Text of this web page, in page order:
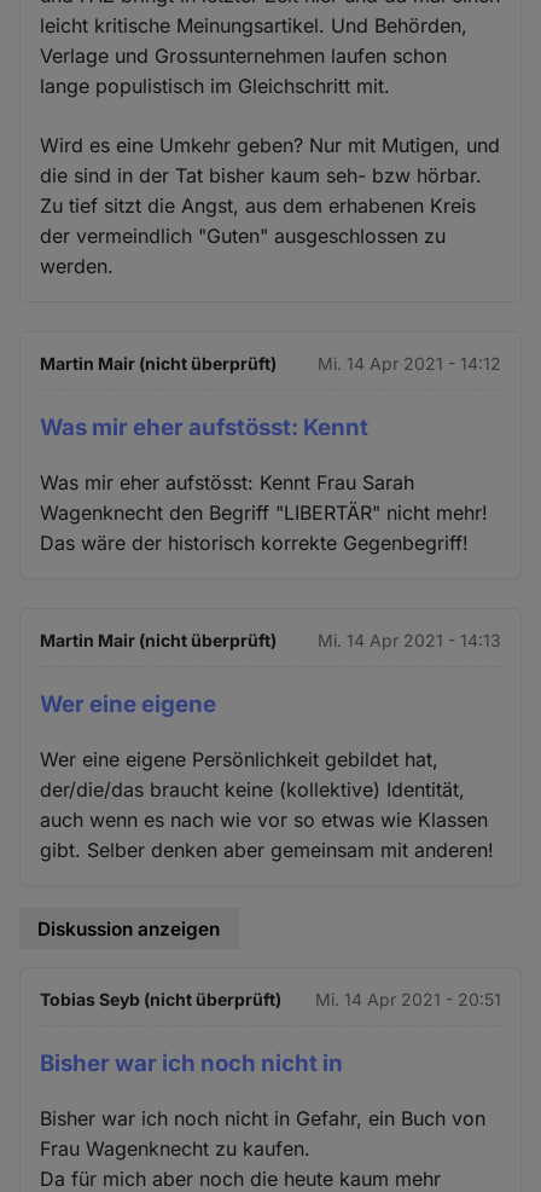
leicht kritische Meinungsartikel. Und Behörden,
Verlage und Grossunternehmen laufen schon
lange populistisch im Gleichschritt mit.
Wird es eine Umkehr geben? Nur mit Mutigen, und
die sind in der Tat bisher kaum seh- bzw hörbar.
Zu tief sitzt die Angst, aus dem erhabenen Kreis
der vermeindlich "Guten" ausgeschlossen zu
werden.
Martin Mair (nicht überprüft) Mi. 14 Apr 2021 - 14:12
Was mir eher aufstösst: Kennt
Was mir eher aufstösst: Kennt Frau Sarah
Wagenknecht den Begriff "LIBERTÄR" nicht mehr!
Das wäre der historisch korrekte Gegenbegriff!
Martin Mair (nicht überprüft) Mi. 14 Apr 2021 - 14:13
Wer eine eigene
Wer eine eigene Persönlichkeit gebildet hat,
der/die/das braucht keine (kollektive) Identität,
auch wenn es nach wie vor so etwas wie Klassen
gibt. Selber denken aber gemeinsam mit anderen!
Diskussion anzeigen
Tobias Seyb (nicht überprüft) Mi. 14 Apr 2021 - 20:51
Bisher war ich noch nicht in
Bisher war ich noch nicht in Gefahr, ein Buch von
Frau Wagenknecht zu kaufen.
Da für mich aber noch die heute kaum mehr